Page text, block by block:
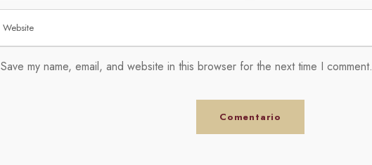
Save my name, email, and website in this browser for the next time I comment.